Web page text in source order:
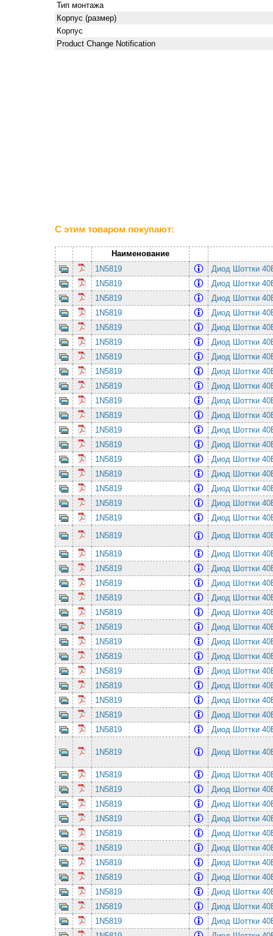
Тип монтажа
Корпус (размер)
Корпус
Product Change Notification
С этим товаром покупают:
Наименование
1N5819
Диод Шоттки
1N5819
Диод Шоттки
1N5819
Диод Шоттки
1N5819
Диод Шоттки
1N5819
Диод Шоттки
1N5819
Диод Шоттки
1N5819
Диод Шоттки
1N5819
Диод Шоттки
1N5819
Диод Шоттки
1N5819
Диод Шоттки
1N5819
Диод Шоттки
1N5819
Диод Шоттки
1N5819
Диод Шоттки
1N5819
Диод Шоттки
1N5819
Диод Шоттки
1N5819
Диод Шоттки
1N5819
Диод Шоттки
1N5819
Диод Шоттки
1N5819
Диод Шоттки
1N5819
Диод Шоттки
1N5819
Диод Шоттки
1N5819
Диод Шоттки
1N5819
Диод Шоттки
1N5819
Диод Шоттки
1N5819
Диод Шоттки
1N5819
Диод Шоттки
1N5819
Диод Шоттки
1N5819
Диод Шоттки
1N5819
Диод Шоттки
1N5819
Диод Шоттки
1N5819
Диод Шоттки
1N5819
Диод Шоттки
1N5819 Диод Шоттки
1N5819
Диод Шоттки
1N5819
Диод Шоттки
1N5819
Диод Шоттки
1N5819
Диод Шоттки
1N5819
Диод Шоттки
1N5819
Диод Шоттки
1N5819
Диод Шоттки
1N5819
Диод Шоттки
1N5819
Диод Шоттки
1N5819
Диод Шоттки
1N5819
Диод Шоттки